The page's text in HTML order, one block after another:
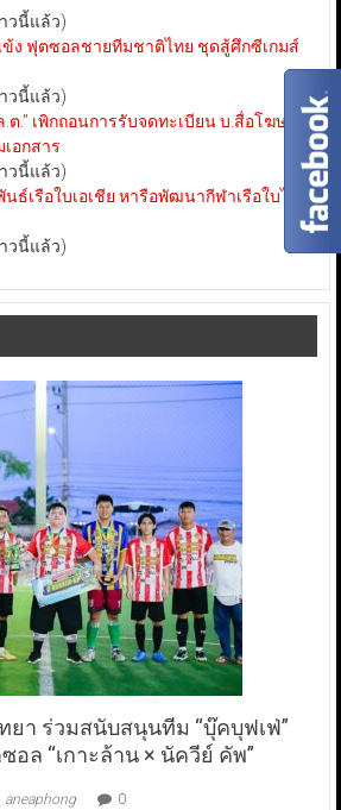
วนี้แล้ว)
ข้ง ฟุตซอลชายทีมชาติไทย ชุดสู้ศึกซีเกมส์
วนี้แล้ว)
.ต.” เพิกถอนการรับจดทะเบียน บ.สื่อโฆษณา
อกสาร
วนี้แล้ว)
ธ์เรือใบเอเชีย หารือพัฒนากีฬาเรือใบไทย-
วนี้แล้ว)
ยา ร่วมสนับสนุนทีม “บุ๊คบุฟเฟ่”
ล “เกาะล้าน × นัควีย์ คัพ”
aneaphong 0